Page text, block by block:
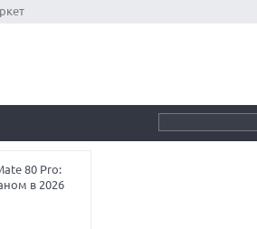
80 Pro:
в 2026